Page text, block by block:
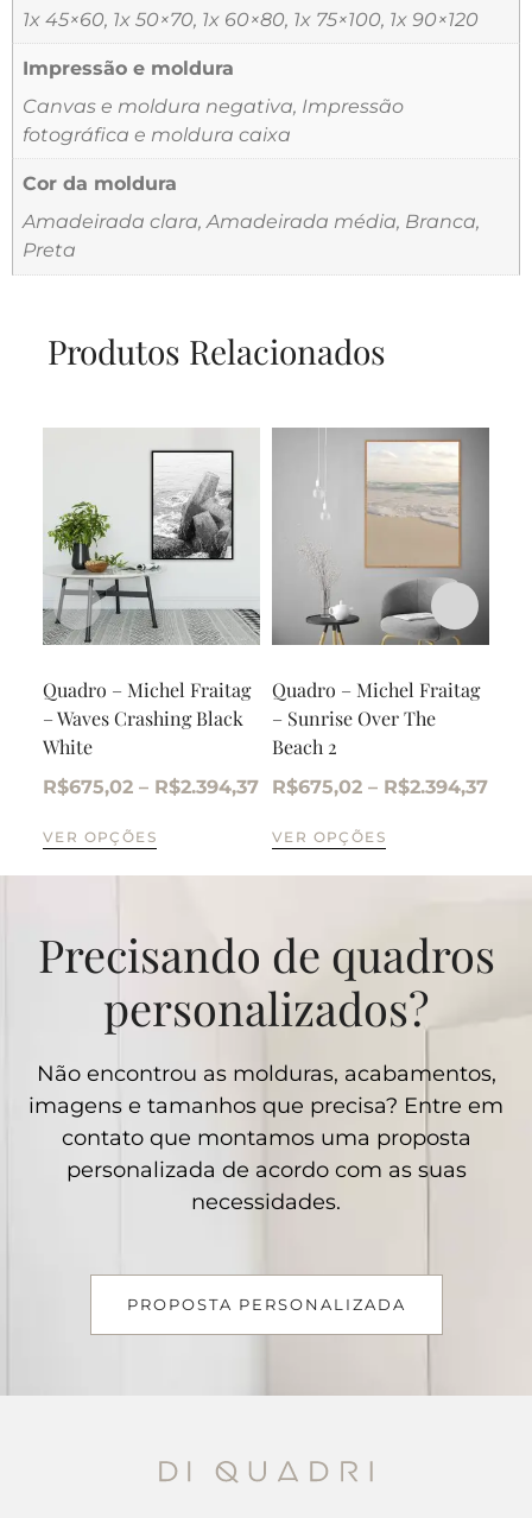
1x 45×60, 1x 50×70, 1x 60×80, 1x 75×100, 1x 90×120
Impressão e moldura
Canvas e moldura negativa, Impressão
fotográfica e moldura caixa
Cor da moldura
Amadeirada clara, Amadeirada média, Branca,
Preta
Produtos Relacionados
Quadro – Michel Fraitag
– Waves Crashing Black
White
R$675,02 – R$2.394,37
VER OPÇÕES
Quadro – Michel Fraitag
– Sunrise Over The
Beach 2
R$675,02 – R$2.394,37
VER OPÇÕES
Precisando de quadros
personalizados?
Não encontrou as molduras, acabamentos,
imagens e tamanhos que precisa? Entre em
contato que montamos uma proposta
personalizada de acordo com as suas
necessidades.
PROPOSTA PERSONALIZADA